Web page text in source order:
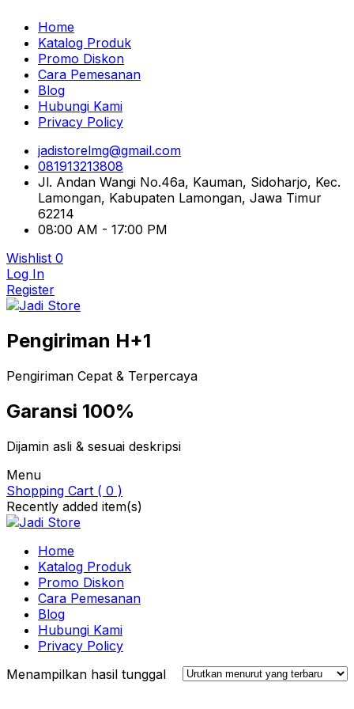
Home
Katalog Produk
Promo Diskon
Cara Pemesanan
Blog
Hubungi Kami
Privacy Policy
jadistorelmg@gmail.com
081913213808
Jl. Andan Wangi No.46a, Kauman, Sidoharjo, Kec.
Lamongan, Kabupaten Lamongan, Jawa Timur
62214
08:00 AM - 17:00 PM
Wishlist 0
Log In
Register
Pusat Aksesoris HP, Komputer & Produk Unik di
Lamongan
Pengiriman H+1
Pengiriman Cepat & Terpercaya
Garansi 100%
Dijamin asli & sesuai deskripsi
Menu
Shopping Cart ( 0 )
Recently added item(s)
Home
Katalog Produk
Promo Diskon
Cara Pemesanan
Blog
Hubungi Kami
Privacy Policy
Menampilkan hasil tunggal